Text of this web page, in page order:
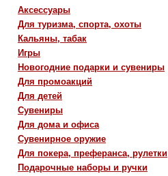
Аксессуары
Для туризма, спорта, охоты
Кальяны, табак
Игры
Новогодние подарки и сувениры
Для промоакций
Для детей
Сувениры
Для дома и офиса
Сувенирное оружие
Для покера, преферанса, рулетки
Подарочные наборы и ручки